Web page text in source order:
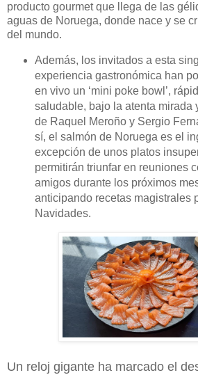
producto gourmet que llega de las
aguas de Noruega, donde nace y se
del mundo.
Además, los invitados a esta
experiencia gastronómica han
en vivo un ‘mini poke bowl’,
saludable, bajo la atenta mirada
de Raquel Meroño y Sergio
sí, el salmón de Noruega es el
excepción de unos platos
permitirán triunfar en reuniones
amigos durante los próximos
anticipando recetas magistrales
Navidades.
Un reloj gigante ha marcado el